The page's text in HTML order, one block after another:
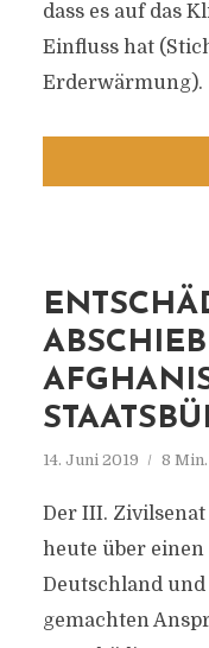
dass es auf das
Einfluss hat
Erderwärmung).
14. Juni 2019 8
Der III.
heute über
Deutschland
gemachten